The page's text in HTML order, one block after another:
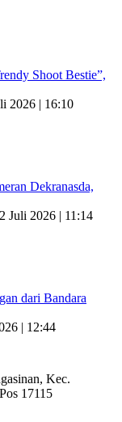
Shoot Bestie”,
2026 | 16:10
Dekranasda,
Juli 2026 | 11:14
dari Bandara
| 12:44
Kec.
17115